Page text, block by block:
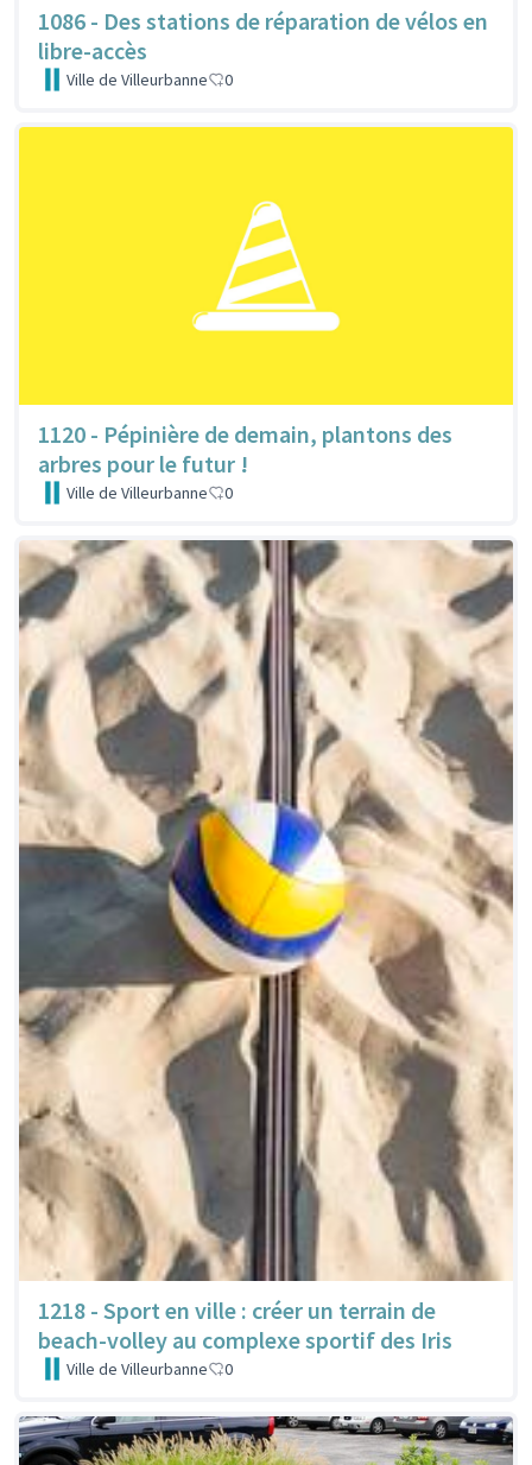
1086 - Des stations de réparation de vélos en
libre-accès
Ville de Villeurbanne 0
1120 - Pépinière de demain, plantons des
arbres pour le futur !
Ville de Villeurbanne 0
1218 - Sport en ville : créer un terrain de
beach-volley au complexe sportif des Iris
Ville de Villeurbanne 0